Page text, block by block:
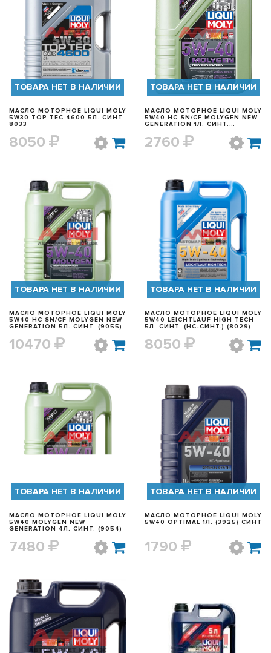
БЫСТРЫЙ ПРОСМОТР
ТОВАРА НЕТ В НАЛИЧИИ
МАСЛО МОТОРНОЕ LIQUI MOLY
5W30 TOP TEC 4600 5Л. СИНТ.
8033
8050
БЫСТРЫЙ ПРОСМОТР
ТОВАРА НЕТ В НАЛИЧИИ
МАСЛО МОТОРНОЕ LIQUI MOLY
5W40 HC SN/СF MOLYGEN NEW
GENERATION 1Л. СИНТ.
2760
БЫСТРЫЙ ПРОСМОТР
ТОВАРА НЕТ В НАЛИЧИИ
МАСЛО МОТОРНОЕ LIQUI MOLY
5W40 HC SN/СF MOLYGEN NEW
GENERATION 5Л. СИНТ. (9055)
10470
БЫСТРЫЙ ПРОСМОТР
ТОВАРА НЕТ В НАЛИЧИИ
МАСЛО МОТОРНОЕ LIQUI MOLY
5W40 LEICHTLAUF HIGH TECH
5Л. СИНТ. (HC-СИНТ.) (8029)
8050
БЫСТРЫЙ ПРОСМОТР
ТОВАРА НЕТ В НАЛИЧИИ
МАСЛО МОТОРНОЕ LIQUI MOLY
5W40 MOLYGEN NEW
GENERATION 4Л. СИНТ. (9054)
7480
БЫСТРЫЙ ПРОСМОТР
ТОВАРА НЕТ В НАЛИЧИИ
МАСЛО МОТОРНОЕ LIQUI MOLY
5W40 OPTIMAL 1Л. (3925) СИНТ
1790
БЫСТРЫЙ ПРОСМОТР БЫСТРЫЙ ПРОСМОТР